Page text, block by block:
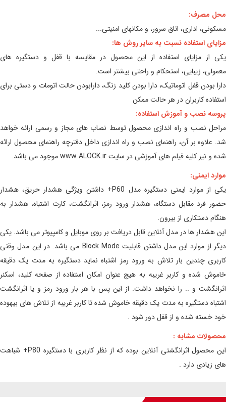
محل مصرف:
مسکونی، اداری، اتاق سرور، و مکانهای امنیتی...
مزایای استفاده نسبت به سایر روش ها:
یکی از مزایای استفاده از این محصول در مقایسه با قفل و دستگیره های
معمولی، زیبایی، استحکام و راحتی بیشتر است.
دارا بودن قفل اتوماتیک، دارا بودن کلید زنگ، دارابودن حالت اتومات و دستی برای
استفاده کاربران در هر حالت ممکن
پروسه نصب و آموزش استفاده:
مراحل نصب و راه اندازی محصول توسط نصاب های مجاز و رسمی ارائه خواهد
شد. علاوه بر آن، راهنمای نصب و راه اندازی داخل دفترچه راهنمای محصول ارائه
شده و نیز کلیه فیلم های آموزشی در سایت www.ALOCK.ir موجود می باشد.
موارد ایمنی:
یکی از موارد ایمنی دستگیره مدل P60+ داشتن ویژگی هشدار حریق، هشدار
حضور فرد مقابل دستگاه، هشدار ورود رمز، اثرانگشت، کارت اشتباه، هشدار به
هنگام دستکاری از بیرون.
این هشدار ها در مدل آنلاین قابل دریافت بر روی موبایل و کامپیوتر می باشد. یکی
دیگر از موارد این مدل داشتن قابلیت Block Mode می باشد. در این مدل وقتی
کاربری چندین بار تلاش به ورود رمز اشتباه نماید دستگیره به مدت یک دقیقه
خاموش شده و کاربر غریبه به هیچ عنوان امکان استفاده از صفحه کلید، اسکنر
اثرانگشت و .. را نخواهد داشت. از این پس با هر بار ورود رمز و یا اثرانگشت
اشتباه دستگیره به مدت یک دقیقه خاموش شده تا کاربر غریبه از تلاش های بیهوده
خود خسته شده و از قفل دور شود .
محصولات مشابه :
این محصول اثرانگشتی آنلاین بوده که از نظر کاربری با دستگیره P80+ شباهت
های زیادی دارد .